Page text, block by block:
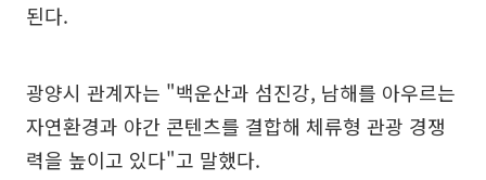
된다.
광양시 관계자는 "백운산과 섬진강, 남해를 아우르는
자연환경과 야간 콘텐츠를 결합해 체류형 관광 경쟁
력을 높이고 있다"고 말했다.